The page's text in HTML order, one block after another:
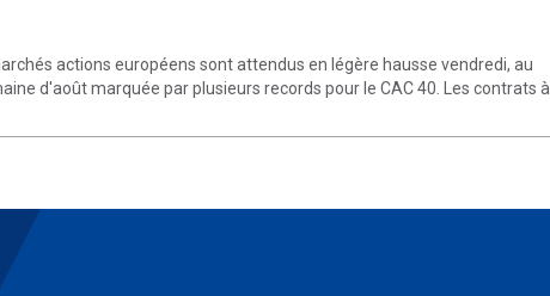
actions européens sont attendus en légère hausse vendredi, au
d'août marquée par plusieurs records pour le CAC 40. Les contrats à